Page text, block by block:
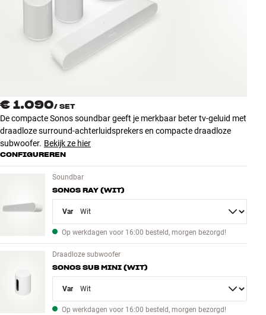
INSPIRATIE
MERKEN
NIEUW
AANBIEDINGEN
Klantenservice
Klantenservice
Bouw met geluid
€ 1.090/ SET
De compacte Sonos soundbar geeft je merkbaar beter tv-geluid met
draadloze surround-achterluidsprekers en compacte draadloze
subwoofer. Bekijk ze hier
CONFIGUREREN
Soundbar
SONOS RAY (WIT)
Variant
Op werkdagen voor 16:00 besteld, morgen bezorgd!
Draadloze subwoofer
SONOS SUB MINI (WIT)
Variant
Op werkdagen voor 16:00 besteld, morgen bezorgd!